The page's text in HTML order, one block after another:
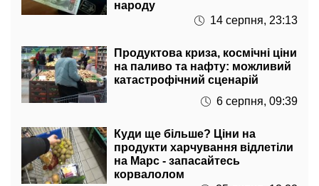
Продуктова криза, космічні ціни
катастрофічний сценарій
6 серпня, 09:39
Куди ще більше? Ціни на
на Марс - запасайтесь
корвалолом
25 липня, 12:22